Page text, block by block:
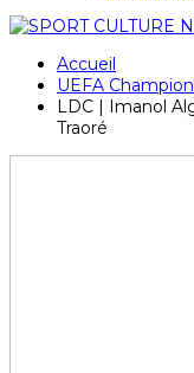
Accueil
UEFA
LDC | Imanol
Traoré